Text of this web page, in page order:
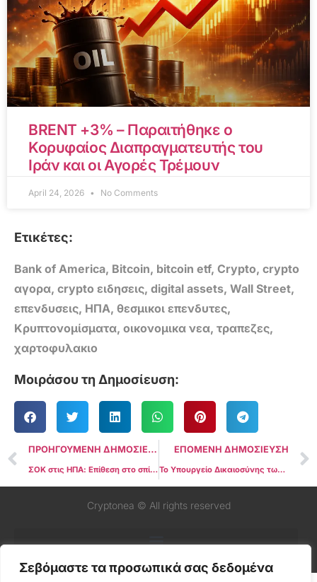
Σεβόμαστε τα προσωπικά σας δεδομένα
BRENT +3% – Παραιτήθηκε ο
Κορυφαίος Διαπραγματευτής του
Ιράν και οι Αγορές Τρέμουν
April 24, 2026 No Comments
Ετικέτες:
Bank of America, Bitcoin, bitcoin etf, Crypto, crypto
αγορα, crypto ειδησεις, digital assets, Wall Street,
επενδυσεις, ΗΠΑ, θεσμικοι επενδυτες,
Κρυπτονομίσματα, οικονομικα νεα, τραπεζες,
χαρτοφυλακιο
Μοιράσου τη Δημοσίευση:
ΠΡΟΗΓΟΥΜΕΝΗ ΔΗΜΟΣΙΕΥΣΗ
ΣΟΚ στις ΗΠΑ: Επίθεση στο σπίτι του Αμερικανού Αντιπροέδρου JD Vance – Τι συνέβη πραγματικά και γιατί γίνεται θέμα παγκόσμιας προσοχής!
ΕΠΟΜΕΝΗ ΔΗΜΟΣΙΕΥΣΗ
Το Υπουργείο Δικαιοσύνης των ΗΠΑ Ρευστοποίησε Bitcoin $6,3 Εκατ. Παρά την Προεδρική Εντολή; Το Δικαστικό Έγγραφο που Άναψε Φωτιές στις Αγορές
Cryptonea © All rights reserved